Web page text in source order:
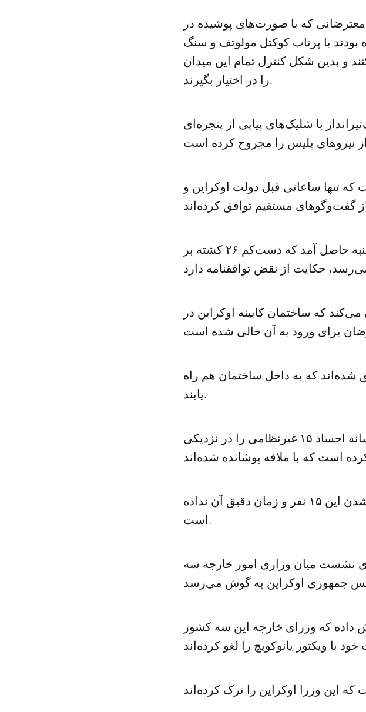
که با صورت‌های پوشیده در
با پرتاب کوکتل مولوتف و سنگ
و بدین شکل کنترل تمام این میدان
را در اختیار بگیرند.
با شلیک‌‌های پیاپی از پنجره‌ای
تنها ساعاتی قبل دولت اوکراین و
این توافق به دنبال درگیری‌های خونین روز سه‌شنبه حاصل آمد که دست‌کم ۲۶ کشته بر
که ساختمان کابینه اوکراین در
که به داخل ساختمان هم راه
یابند.
خبرگزاری رویترز نیز می‌نویسد که عکاس آن رسانه اجساد ۱۵ غیرنظامی را در نزدیکی
گزارش رویترز اما توضیحی درباره چگونگی کشته شدن این ۱۵ نفر و زمان دقیق آن نداده
است.
نشست میان وزاری امور خارجه سه
داده که وزرای خارجه این سه کشور